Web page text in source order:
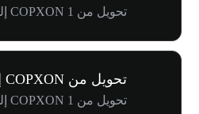
تحويل من 1 COPXON إلى C$120.27
تحويل من COPXON إلى INR
تحويل من 1 COPXON إلى ₹8.20K